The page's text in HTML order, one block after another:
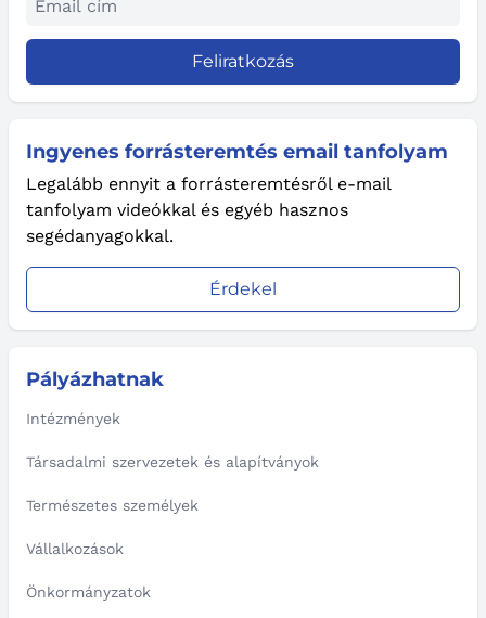
Feliratkozás
Ingyenes forrásteremtés email tanfolyam
Legalább ennyit a forrásteremtésről e-mail
tanfolyam videókkal és egyéb hasznos
segédanyagokkal.
Érdekel
Pályázhatnak
Intézmények
Társadalmi szervezetek és alapítványok
Természetes személyek
Vállalkozások
Önkormányzatok